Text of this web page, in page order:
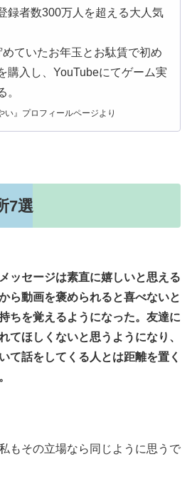
録者数300万人を超える大人気
ていたお年玉とお駄賃で初め
購入し、YouTubeにてゲーム実
。
い』プロフィールページより
7選
ッセージは素直に嬉しいと思える
ら動画を褒められると喜べないと
ちを覚えるようになった。友達に
てほしくないと思うようになり、
て話をしてくる人とは距離を置く
もその立場なら同じように思うで